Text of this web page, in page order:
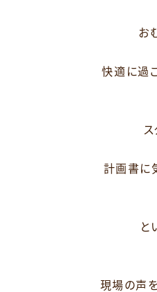
お
快適に過
計画書に
と
現場の声